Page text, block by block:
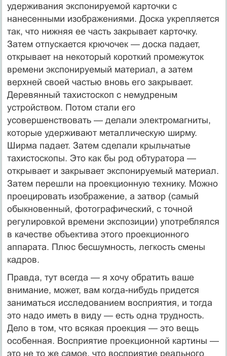
удерживания экспонируемой карточки с
нанесенными изображениями. Доска укрепляется
так, что нижняя ее часть закрывает карточку.
Затем отпускается крючочек — доска падает,
открывает на некоторый короткий промежуток
времени экспонируемый материал, а затем
верхней своей частью вновь его закрывает.
Деревянный тахистоскоп с немудреным
устройством. Потом стали его
усовершенствовать — делали электромагниты,
которые удерживают металлическую ширму.
Ширма падает. Затем сделали крыльчатые
тахистоскопы. Это как бы род обтуратора —
открывает и закрывает экспонируемый материал.
Затем перешли на проекционную технику. Можно
проецировать изображение, а затвор (самый
обыкновенный, фотографический, с точной
регулировкой времени экспозиции) употреблялся
в качестве объектива этого проекционного
аппарата. Плюс бесшумность, легкость смены
кадров.
Правда, тут всегда — я хочу обратить ваше
внимание, может, вам когда-нибудь придется
заниматься исследованием восприятия, и тогда
это надо иметь в виду — есть одна трудность.
Дело в том, что всякая проекция — это вещь
особенная. Восприятие проекционной картины —
это не то же самое, что восприятие реального